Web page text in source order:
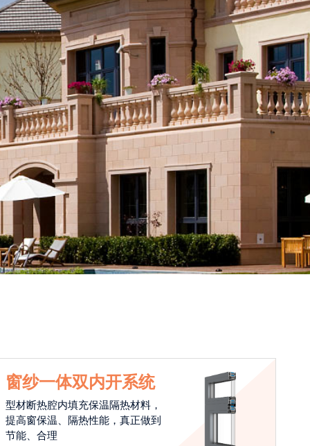
窗纱一体双内开系统
型材断热腔内填充保温隔热材料，
提高窗保温、隔热性能，真正做到
节能、合理